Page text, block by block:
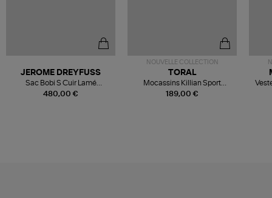
480,00 €
JEROME DREYFUSS
Sac Bobi S Cuir Lamé
Champagne
NOUVELLE COLLECTION
189,00 €
TORAL
Mocassins Killian Sport
Mousse